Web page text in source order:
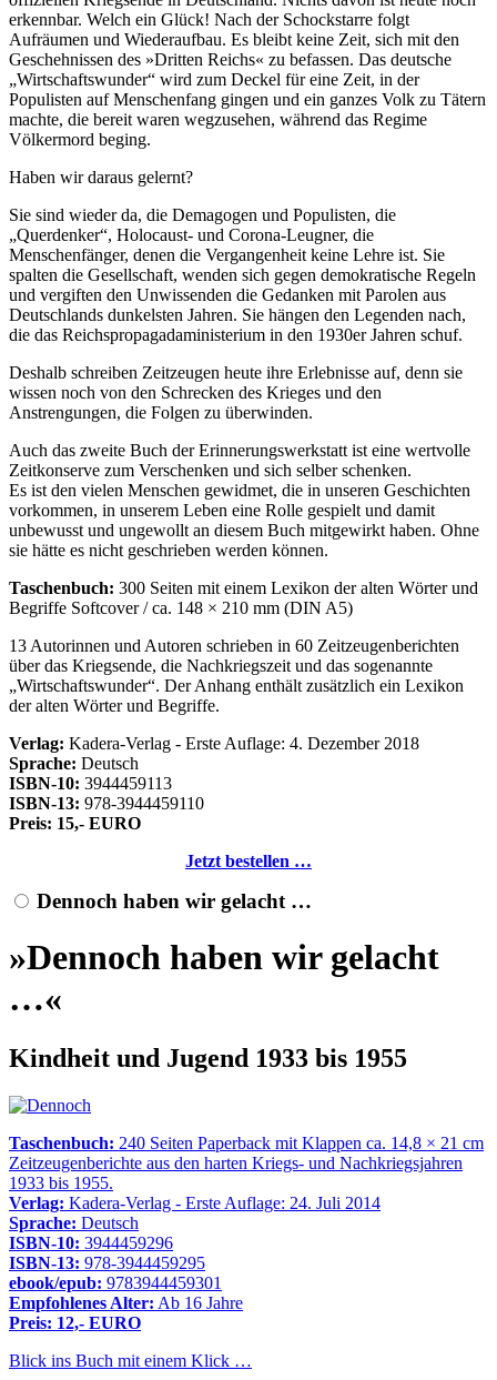
erkennbar. Welch ein Glück! Nach der Schockstarre folgt
Aufräumen und Wiederaufbau. Es bleibt keine Zeit, sich mit den
Geschehnissen des »Dritten Reichs« zu befassen. Das deutsche
Wirtschaftswunder
wird zum Deckel für eine Zeit, in der
Populisten auf Menschenfang gingen und ein ganzes Volk zu Tätern
machte, die bereit waren wegzusehen, während das Regime
Völkermord beging.
Haben wir daraus gelernt?
Sie sind wieder da, die Demagogen und Populisten, die
Querdenker , Holocaust- und Corona-Leugner, die
Menschenfänger, denen die Vergangenheit keine Lehre ist. Sie
spalten die Gesellschaft, wenden sich gegen demokratische Regeln
und vergiften den Unwissenden die Gedanken mit Parolen aus
Deutschlands dunkelsten Jahren. Sie hängen den Legenden nach,
die das Reichspropagadaministerium in den 1930er Jahren schuf.
Deshalb schreiben Zeitzeugen heute ihre Erlebnisse auf, denn sie
wissen noch von den Schrecken des Krieges und den
Anstrengungen, die Folgen zu überwinden.
Auch das zweite Buch der Erinnerungswerkstatt ist eine wertvolle
Zeitkonserve zum Verschenken und sich selber schenken.
Es ist den vielen Menschen gewidmet, die in unseren Geschichten
vorkommen, in unserem Leben eine Rolle gespielt und damit
unbewusst und ungewollt an diesem Buch mitgewirkt haben. Ohne
sie hätte es nicht geschrieben werden können.
Taschenbuch: 300 Seiten mit einem Lexikon der alten Wörter und
Begriffe Softcover / ca. 148 × 210 mm (DIN A5)
13 Autorinnen und Autoren schrieben in 60 Zeitzeugenberichten
über das Kriegsende, die Nachkriegszeit und das sogenannte
Wirtschaftswunder . Der Anhang enthält zusätzlich ein Lexikon
der alten Wörter und Begriffe.
Verlag: Kadera-Verlag - Erste Auflage: 4. Dezember 2018
Sprache: Deutsch
ISBN-10: 3944459113
ISBN-13: 978-3944459110
Preis: 15,- EURO
Jetzt bestellen …
Dennoch haben wir gelacht …
»Dennoch haben wir gelacht
…«
Kindheit und Jugend 1933 bis 1955
Taschenbuch: 240 Seiten Paperback mit Klappen ca. 14,8 × 21 cm
Zeitzeugenberichte aus den harten Kriegs- und Nachkriegsjahren
1933 bis 1955.
Verlag: Kadera-Verlag - Erste Auflage: 24. Juli 2014
Sprache: Deutsch
ISBN-10: 3944459296
ISBN-13: 978-3944459295
ebook/epub: 9783944459301
Empfohlenes Alter: Ab 16 Jahre
Preis: 12,- EURO
Blick ins Buch mit einem Klick …